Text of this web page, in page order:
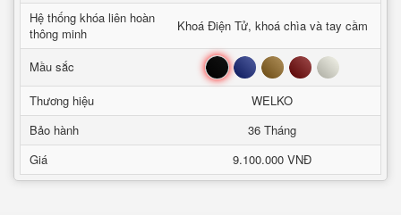
Hệ thống khóa liên hoàn
thông minh
Khoá Điện Tử, khoá chìa và tay cầm
Mầu sắc Đen Xanh Nâu Đỏ Trắng
Thương hiệu
WELKO
Bảo hành
36 Tháng
Giá
9.100.000 VNĐ